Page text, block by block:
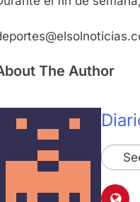
The Author